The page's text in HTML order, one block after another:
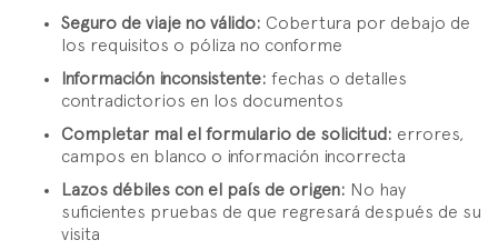
Seguro de viaje no válido: Cobertura por debajo de
los requisitos o póliza no conforme
Información inconsistente: fechas o detalles
contradictorios en los documentos
Completar mal el formulario de solicitud: errores,
campos en blanco o información incorrecta
Lazos débiles con el país de origen: No hay
suficientes pruebas de que regresará después de su
visita